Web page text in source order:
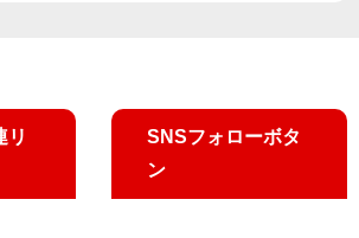
候
補
策
本
リ
SNSフォローボタ
ン